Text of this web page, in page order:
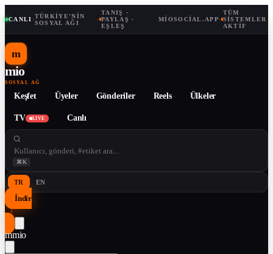
CANLI ·TÜRKIYE'NIN
SOSYAL AĞI
·
TANIŞ ·
PAYLAŞ ·
EŞLEŞ
MIOSOCIAL.APP·
TÜM
SISTEMLER
AKTIF
m
mio
SOSYAL AĞ
Keşfet Üyeler Gönderiler Reels Ülkeler
TV LIVE Canlı
⌘K
TR EN
İndir
↓
mmio